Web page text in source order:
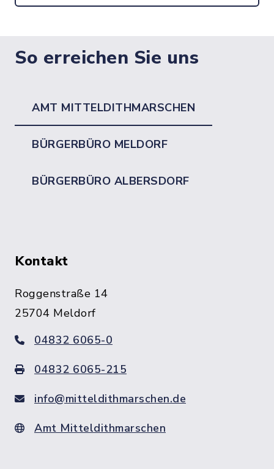
So erreichen Sie uns
AMT MITTELDITHMARSCHEN
BÜRGERBÜRO MELDORF
BÜRGERBÜRO ALBERSDORF
Kontakt
Roggenstraße 14
25704 Meldorf
04832 6065-0
04832 6065-215
info@mitteldithmarschen.de
Amt Mitteldithmarschen